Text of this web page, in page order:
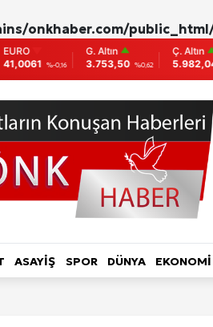
onkhaber.com/
G. Altın
3.753,50 %0,62
Ç. Altın
5.982,04 %0,00
BIST
9.775
ASAYİŞ SPOR DÜNYA EKONOMİ
TOPLUM-YAŞAM KADIN